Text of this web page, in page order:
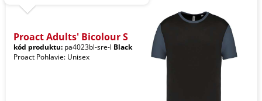
Proact Adults' Bicolour S
kód produktu: pa4023bl-sre-l Black
Proact Pohlavie: Unisex